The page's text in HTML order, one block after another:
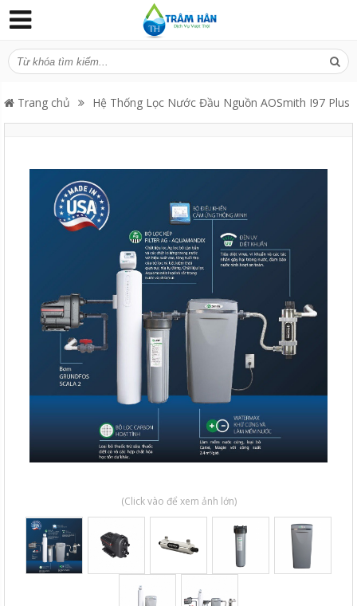
Trang chủ Hệ Thống Lọc Nước Đầu Nguồn AOSmith I97 Plus
(Click vào để xem ảnh lớn)